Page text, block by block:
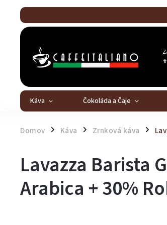
Káva Čokoláda a Čaje
Domov / Káva / Zrnková káva /
Lavazza Barista
Arabica + 30%